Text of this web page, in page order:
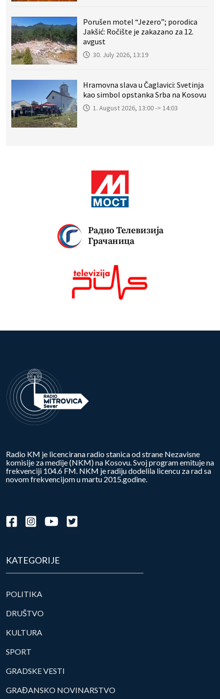
Porušen motel “Jezero”; porodica
Jakšić: Ročište je zakazano za 12.
avgust
30. July 2026, 13:19
Hramovna slava u Čaglavici: Svetinja
kao simbol opstanka Srba na Kosovu
1. August 2026, 13:00 -> 14:03
Radio KM je licencirana radio stanica od strane Nezavisne
komisije za medije (NKM) na Kosovu. Svoj program emituje na
frekvenciji 104.6 FM. NKM je radiju dodelila licencu za rad sa
novom frekvencijom u martu 2015.godine.
KATEGORIJE
POLITIKA
DRUŠTVO
KULTURA
SPORT
GRADSKE VESTI
GRAĐANSKO NOVINARSTVO